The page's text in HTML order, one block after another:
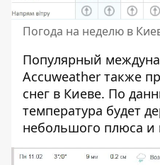
Погода на неделю в
Популярный
Accuweather также
снег в Киеве. По
температура будет
небольшого плюса и